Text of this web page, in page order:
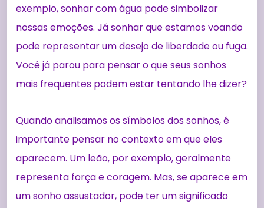
exemplo, sonhar com água pode simbolizar
nossas emoções. Já sonhar que estamos voando
pode representar um desejo de liberdade ou fuga.
Você já parou para pensar o que seus sonhos
mais frequentes podem estar tentando lhe dizer?
Quando analisamos os símbolos dos sonhos, é
importante pensar no contexto em que eles
aparecem. Um leão, por exemplo, geralmente
representa força e coragem. Mas, se aparece em
um sonho assustador, pode ter um significado